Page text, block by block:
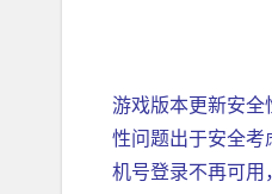
游戏版本更新安
性问题出于安全
机号登录不再可用